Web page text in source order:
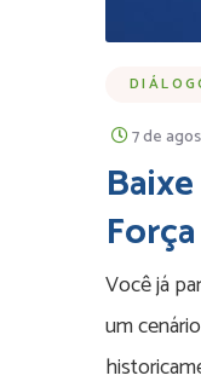
7 de
Você já
um